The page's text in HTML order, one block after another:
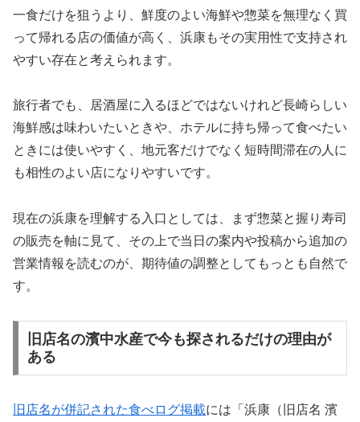
一食だけを狙うより、鮮度のよい海鮮や惣菜を無理なく買
って帰れる店の価値が高く、浜康もその実用性で支持され
やすい存在と考えられます。
旅行者でも、居酒屋に入るほどではないけれど長崎らしい
海鮮感は味わいたいときや、ホテルに持ち帰って食べたい
ときには使いやすく、地元客だけでなく短時間滞在の人に
も相性のよい店になりやすいです。
現在の浜康を理解する入口としては、まず惣菜と握り寿司
の販売を軸に見て、その上で当日の案内や投稿から追加の
営業情報を読むのが、期待値の調整としてもっとも自然で
す。
旧店名の濱中水産で今も探されるだけの理由が
ある
旧店名が併記された食べログ掲載には「浜康（旧店名 濱